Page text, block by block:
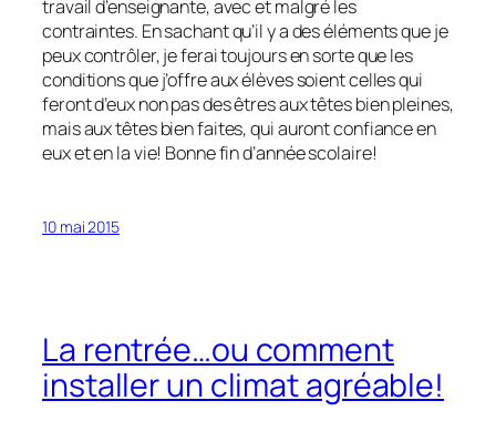
travail d’enseignante, avec et malgré les
contraintes. En sachant qu’il y a des éléments que je
peux contrôler, je ferai toujours en sorte que les
conditions que j’offre aux élèves soient celles qui
feront d’eux non pas des êtres aux têtes bien pleines,
mais aux têtes bien faites, qui auront confiance en
eux et en la vie! Bonne fin d’année scolaire!
10 mai 2015
La rentrée…ou comment
installer un climat agréable!